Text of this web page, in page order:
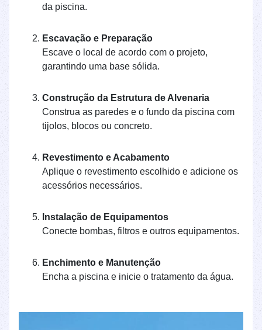
da piscina.
Escavação e Preparação
Escave o local de acordo com o projeto,
garantindo uma base sólida.
Construção da Estrutura de Alvenaria
Construa as paredes e o fundo da piscina com
tijolos, blocos ou concreto.
Revestimento e Acabamento
Aplique o revestimento escolhido e adicione os
acessórios necessários.
Instalação de Equipamentos
Conecte bombas, filtros e outros equipamentos.
Enchimento e Manutenção
Encha a piscina e inicie o tratamento da água.